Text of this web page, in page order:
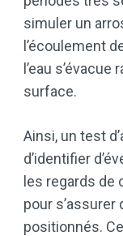
simuler un
l’écoulement
l’eau
surface.
Ainsi, un test
d’identifier
les regards de
pour s’assurer
positionnés.